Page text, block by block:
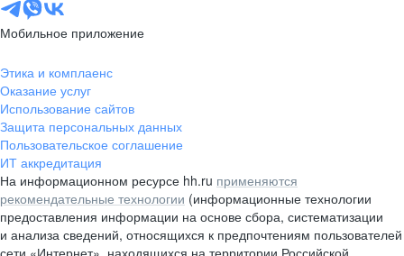
Мобильное приложение
Этика и комплаенс
Оказание услуг
Использование сайтов
Защита персональных данных
Пользовательское соглашение
ИТ аккредитация
На информационном ресурсе hh.ru применяются
рекомендательные технологии (информационные технологии
предоставления информации на основе сбора, систематизации
и анализа сведений, относящихся к предпочтениям пользователей